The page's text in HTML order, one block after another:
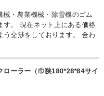
・農業機械・除雪機のゴム
す。 現在ネット上にある価格
う交渉をしております。 合わ
ローラー（巾狭180*28*84サイ